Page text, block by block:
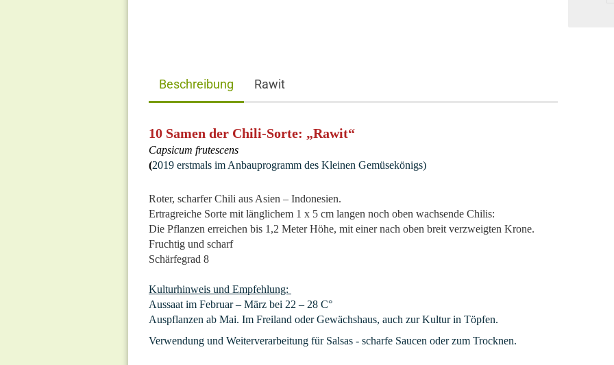
Beschreibung Rawit
10 Samen der Chili-Sorte: „Rawit“
Capsicum frutescens
(2019 erstmals im Anbauprogramm des Kleinen Gemüsekönigs)
Roter, scharfer Chili aus Asien – Indonesien.
Ertragreiche Sorte mit länglichem 1 x 5 cm langen noch oben wachsende Chilis:
Die Pflanzen erreichen bis 1,2 Meter Höhe, mit einer nach oben breit verzweigten Krone.
Fruchtig und scharf
Schärfegrad 8
Kulturhinweis und Empfehlung:
Aussaat im Februar – März bei 22 – 28 C°
Auspflanzen ab Mai. Im Freiland oder Gewächshaus, auch zur Kultur in Töpfen.
Verwendung und Weiterverarbeitung für Salsas - scharfe Saucen oder zum Trocknen.